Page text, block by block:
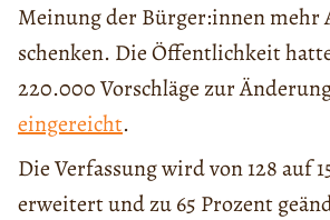
Meinung der Bürger:innen mehr
schenken. Die Öffentlichkeit
220.000 Vorschläge zur
eingereicht.
Die Verfassung wird von 128 auf
erweitert und zu 65 Prozent